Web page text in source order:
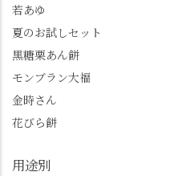
若あゆ
夏のお試しセット
黒糖栗あん餅
モンブラン大福
金時さん
花びら餅
用途別